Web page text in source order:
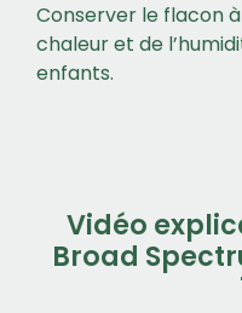
Conserver le flacon
chaleur et de
enfants.
Vidéo
Broad